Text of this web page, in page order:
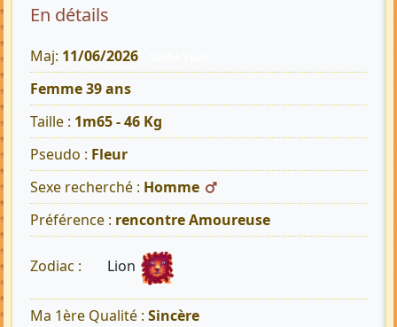
En détails
Maj: 11/06/2026
Femme 39 ans
Taille : 1m65 - 46 Kg
Pseudo : Fleur
Sexe recherché : Homme
Préférence : rencontre Amoureuse
Zodiac : Lion
Ma 1ère Qualité : Sincère